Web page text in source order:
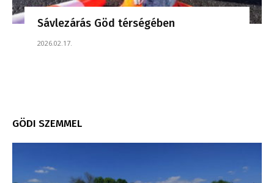
Sávlezárás Göd térségében
2026.02.17.
GÖDI SZEMMEL